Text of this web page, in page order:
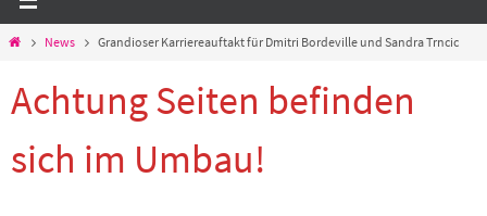
StartNews Grandioser Karriereauftakt für Dmitri Bordeville und Sandra Trncic
Achtung Seiten befinden
sich im Umbau!